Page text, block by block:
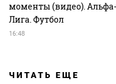
моменты (видео).
Лига. Футбол
16:48
ЧИТАТЬ ЕЩЕ